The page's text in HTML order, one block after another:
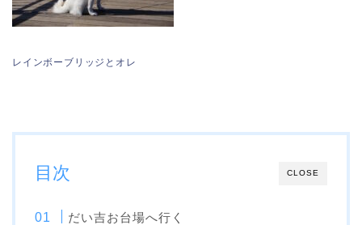
レインボーブリッジとオレ
CLOSE
目次
だい吉お台場へ行く